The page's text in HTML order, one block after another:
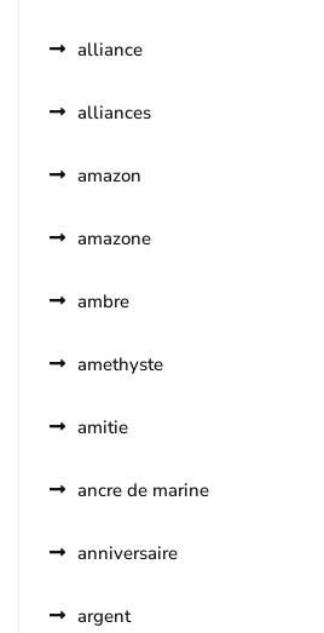
alliance
alliances
amazon
amazone
ambre
amethyste
amitie
ancre de marine
anniversaire
argent